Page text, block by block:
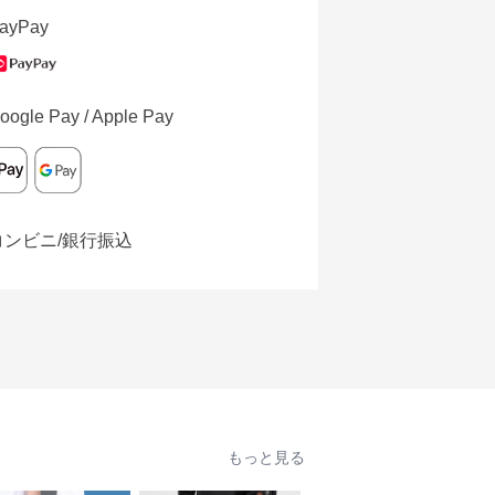
Pay / Apple Pay
ンビニ/銀行振込
もっと見る